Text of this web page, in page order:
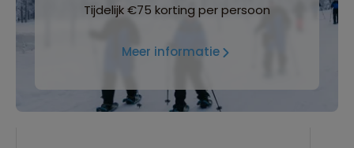
Tijdelijk €75 korting per persoon
Meer informatie